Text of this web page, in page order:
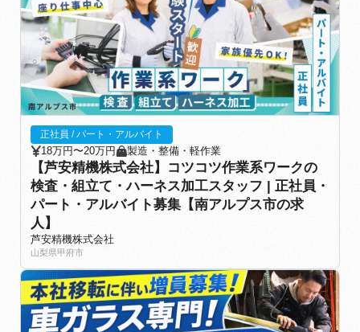
正社員 / パート・アルバイト
18万円〜20万円 製造・整備・軽作業
【芦安精機株式会社】コツコツ作業系ワークの
検査・組立て・ハーネス加工スタッフ | 正社員・
パート・アルバイト募集【南アルプス市の求
人】
芦安精機株式会社
山梨県甲府市